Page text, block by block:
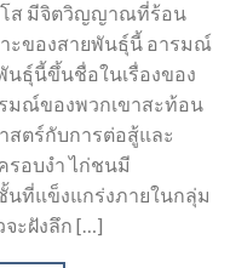
โส มีจิตวิญญาณที่ร้อน
ะของสายพันธุ์นี้ อารมณ์
ธุ์นี้ขึ้นชื่อในเรื่องของ
มณ์ของพวกเขาสะท้อน
สตร์กับการต่อสู้และ
รอบงำ ไก่ชนมี
นที่แข็งแกร่งภายในกลุ่ม
ะฝังลึก […]